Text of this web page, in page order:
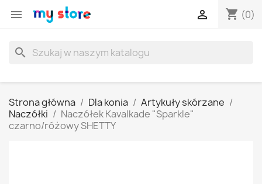
 shopping_cart (0)

search
Strona główna Dla konia
Artykuły skórzane
Naczółki
Naczółek Kavalkade "Sparkle"
czarno/różowy SHETTY